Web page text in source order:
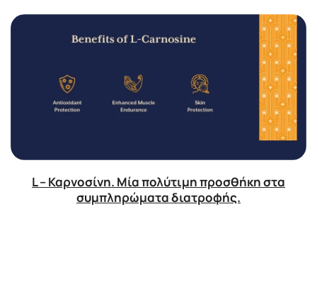
L – Καρνοσίνη. Μία πολύτιμη προσθήκη στα
συμπληρώματα διατροφής.